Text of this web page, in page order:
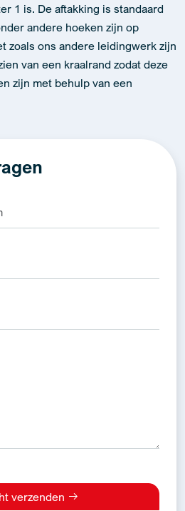
1 is. De aftakking is standaard
andere hoeken zijn op
zoals ons andere leidingwerk zijn
van een kraalrand zodat deze
zijn met behulp van een
verzenden